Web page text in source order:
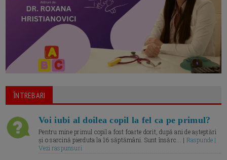
ÎNTREBARI
Voi iubi al doilea copil la fel ca pe primul?
Pentru mine primul copil a fost foarte dorit, după ani de așteptări
și o sarcină pierduta la 16 săptămâni. Sunt însărc... | Raspunde |
Vezi raspunsuri